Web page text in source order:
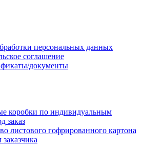
персональных данных
соглашение
документы
коробки по индивидуальным
заказ
листового гофрированного картона